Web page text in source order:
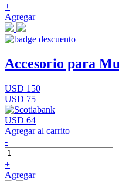
+
Agregar
Accesorio para
USD 150
USD 75
USD 64
Agregar al carrito
-
+
Agregar